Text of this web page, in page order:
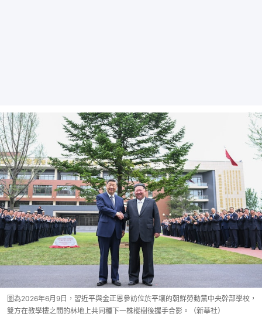
圖為2026年6月9日，習近平與金正恩參訪位於平壤的朝鮮勞動黨中央幹部學校，
雙方在教學樓之間的林地上共同種下一株樅樹後握手合影。（新華社）